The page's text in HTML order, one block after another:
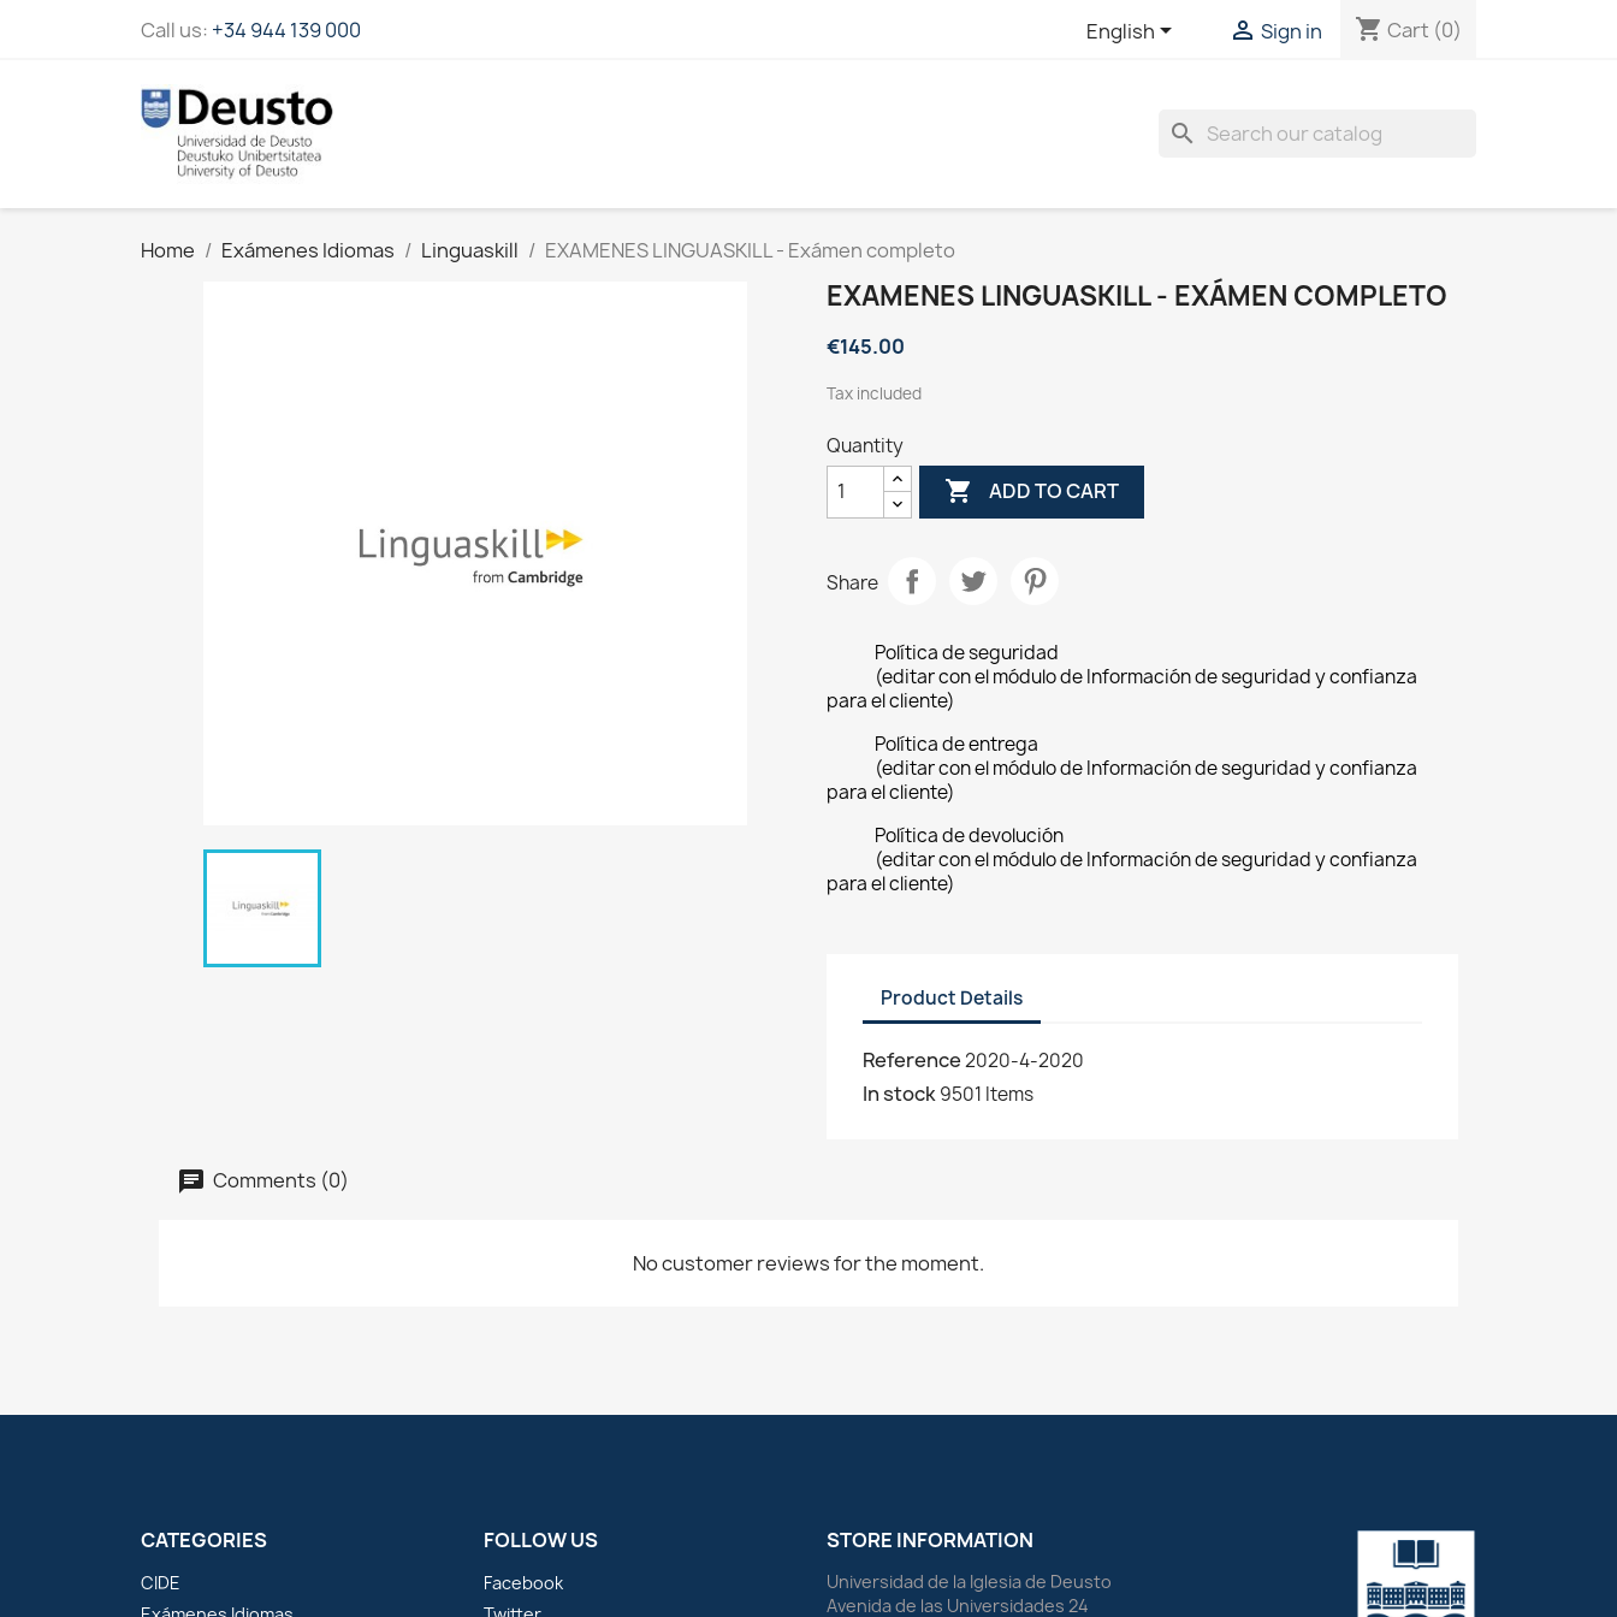
Call us: +34 944 139 000 English  Sign in shopping_cart Cart (0)
search
Home Exámenes Idiomas Linguaskill EXAMENES LINGUASKILL - Exámen completo
EXAMENES LINGUASKILL - EXÁMEN COMPLETO
€145.00
Tax included
Quantity
 ADD TO CART
Share
Política de seguridad
(editar con el módulo de Información de seguridad y confianza
para el cliente)
Política de entrega
(editar con el módulo de Información de seguridad y confianza
para el cliente)
Política de devolución
(editar con el módulo de Información de seguridad y confianza
para el cliente)
Product Details
Reference2020-4-2020
In stock9501 Items
Comments (0)
No customer reviews for the moment.
CATEGORIES
CIDE
FOLLOW US
Facebook
STORE INFORMATION
Universidad de la Iglesia de Deusto
Avenida de las Universidades 24